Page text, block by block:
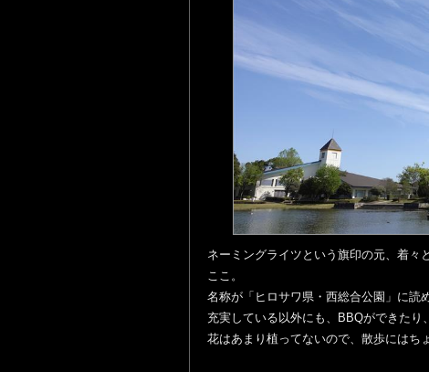
ネーミングライツという旗印の元、着々
ここ。
名称が「ヒロサワ県・西総合公園」に読
充実している以外にも、BBQができたり
花はあまり植ってないので、散歩にはち